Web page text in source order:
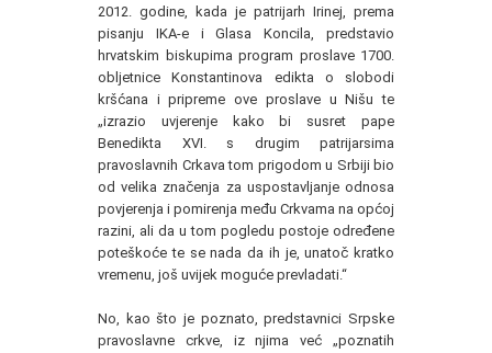
2012. godine, kada je patrijarh Irinej, prema
pisanju IKA-e i Glasa Koncila, predstavio
hrvatskim biskupima program proslave 1700.
obljetnice Konstantinova edikta o slobodi
kršćana i pripreme ove proslave u Nišu te
„izrazio uvjerenje kako bi susret pape
Benedikta XVI. s drugim patrijarsima
pravoslavnih Crkava tom prigodom u Srbiji bio
od velika značenja za uspostavljanje odnosa
povjerenja i pomirenja među Crkvama na općoj
razini, ali da u tom pogledu postoje određene
poteškoće te se nada da ih je, unatoč kratko
vremenu, još uvijek moguće prevladati.“
No, kao što je poznato, predstavnici Srpske
pravoslavne crkve, iz njima već „poznatih